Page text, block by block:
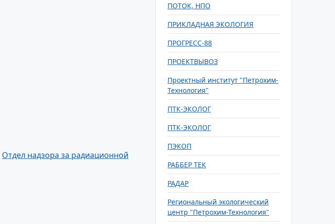
Отдел надзора за радиационной
ПОТОК, НПО
ПРИКЛАДНАЯ ЭКОЛОГИЯ
ПРОГРЕСС-88
ПРОЕКТВЫВОЗ
Проектный институт "Петрохим-
Технология"
ПТК-ЭКОЛОГ
ПТК-ЭКОЛОГ
ПЭКОП
РАББЕР ТЕК
РАДАР
Региональный экологический
центр "Петрохим-Технология"